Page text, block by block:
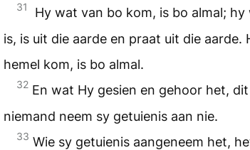
31
Hy wat van bo kom, is bo almal;
is, is uit die aarde en praat uit die aarde.
hemel kom, is bo almal.
32 En wat Hy gesien en gehoor het,
niemand neem sy getuienis aan nie.
33 Wie sy getuienis aangeneem het,